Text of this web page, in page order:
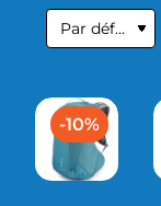
-10%